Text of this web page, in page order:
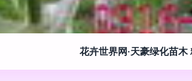
花卉世界网·天豪绿化苗